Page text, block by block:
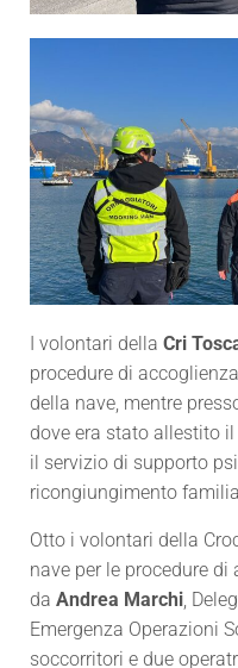
I volontari della Cri
procedure di
della nave, mentre
dove era stato allestito
il servizio di supporto
ricongiungimento
Otto i volontari della
nave per le procedure
da Andrea Marchi,
Emergenza Operazioni
soccorritori e due